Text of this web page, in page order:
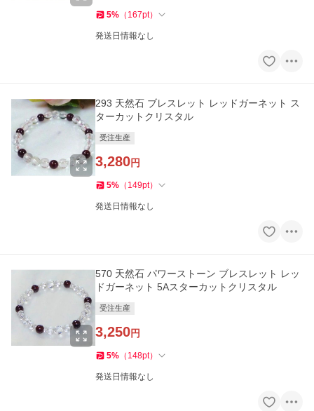
5% （ 167pt）
発送日情報なし
293 天然石 ブレスレット レッドガーネット ス
ターカットクリスタル
受注生産
3,280円
5% （ 149pt）
発送日情報なし
570 天然石 パワーストーン ブレスレット レッ
ドガーネット 5Aスターカットクリスタル
受注生産
3,250円
5% （ 148pt）
発送日情報なし